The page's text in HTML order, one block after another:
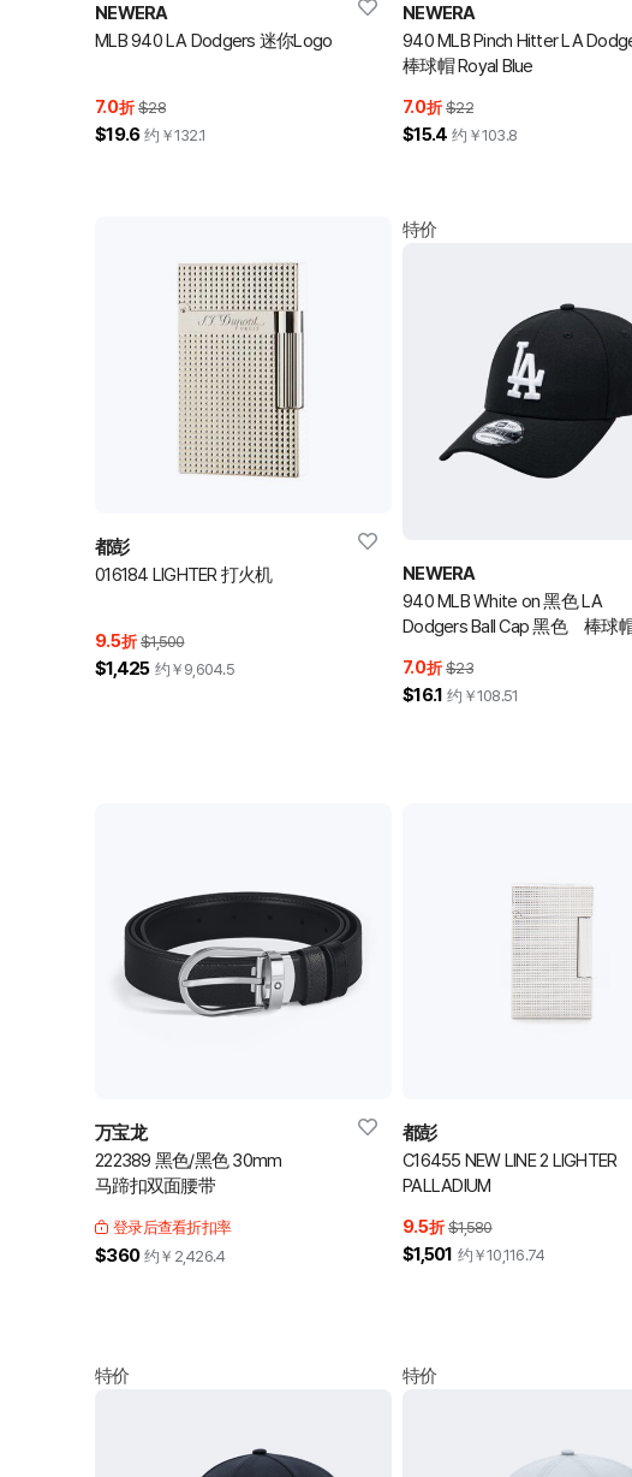
NEWERA
MLB 940 LA Dodgers 迷你Logo
7.0折 $28
$19.6 约￥132.1
NEWERA
940 MLB Pinch Hitter LA
棒球帽 Royal Blue
7.0折 $22
$15.4 约￥103.8
都彭
016184 LIGHTER 打火机
9.5折 $1,500
$1,425 约￥ 9,604.5
特价
NEWERA
940 MLB White on 黑色 LA
Dodgers Ball Cap 黑色 棒球
7.0折 $23
$16.1 约￥108.51
万宝龙
222389 黑色/黑色 30mm
马蹄扣双面腰带
登录后查看折扣率
$360 约￥ 2,426.4
都彭
C16455 NEW LINE 2 LIGHTER
PALLADIUM
9.5折 $1,580
$1,501 约￥10,116.74
特价 特价